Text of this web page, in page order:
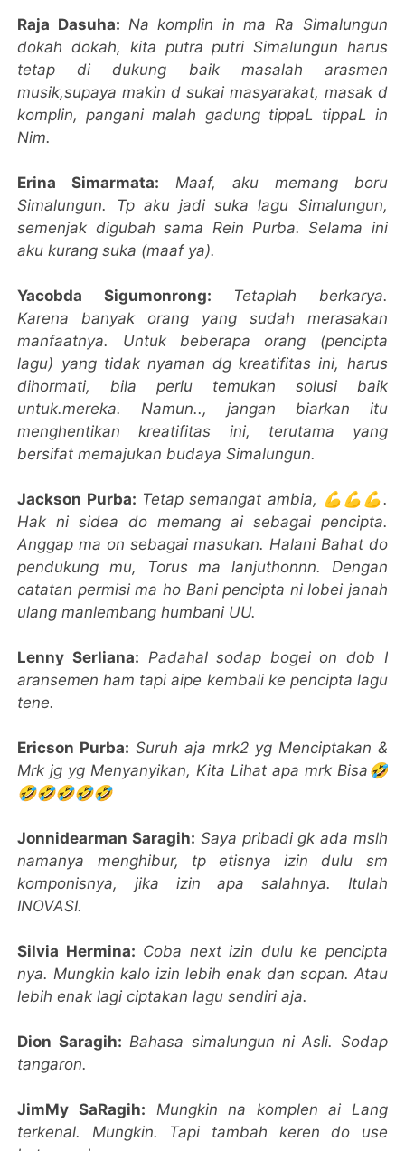
Raja Dasuha: Na komplin in ma Ra Simalungun
dokah dokah, kita putra putri Simalungun harus
tetap di dukung baik masalah arasmen
musik,supaya makin d sukai masyarakat, masak d
komplin, pangani malah gadung tippaL tippaL in
Nim.
Erina Simarmata: Maaf, aku memang boru
Simalungun. Tp aku jadi suka lagu Simalungun,
semenjak digubah sama Rein Purba. Selama ini
aku kurang suka (maaf ya).
Yacobda Sigumonrong: Tetaplah berkarya.
Karena banyak orang yang sudah merasakan
manfaatnya. Untuk beberapa orang (pencipta
lagu) yang tidak nyaman dg kreatifitas ini, harus
dihormati, bila perlu temukan solusi baik
untuk.mereka. Namun.., jangan biarkan itu
menghentikan kreatifitas ini, terutama yang
bersifat memajukan budaya Simalungun.
Jackson Purba: Tetap semangat ambia, 💪💪💪.
Hak ni sidea do memang ai sebagai pencipta.
Anggap ma on sebagai masukan. Halani Bahat do
pendukung mu, Torus ma lanjuthonnn. Dengan
catatan permisi ma ho Bani pencipta ni lobei janah
ulang manlembang humbani UU.
Lenny Serliana: Padahal sodap bogei on dob I
aransemen ham tapi aipe kembali ke pencipta lagu
tene.
Ericson Purba: Suruh aja mrk2 yg Menciptakan &
Mrk jg yg Menyanyikan, Kita Lihat apa mrk Bisa🤣
🤣🤣🤣🤣🤣
Jonnidearman Saragih: Saya pribadi gk ada mslh
namanya menghibur, tp etisnya izin dulu sm
komponisnya, jika izin apa salahnya. Itulah
INOVASI.
Silvia Hermina: Coba next izin dulu ke pencipta
nya. Mungkin kalo izin lebih enak dan sopan. Atau
lebih enak lagi ciptakan lagu sendiri aja.
Dion Saragih: Bahasa simalungun ni Asli. Sodap
tangaron.
JimMy SaRagih: Mungkin na komplen ai Lang
terkenal. Mungkin. Tapi tambah keren do use